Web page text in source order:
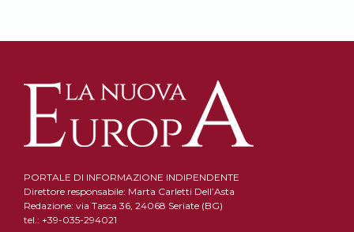
PORTALE DI INFORMAZIONE INDIPENDENTE
Direttore responsabile: Marta Carletti Dell’Asta
Redazione: via Tasca 36, 24068 Seriate (BG)
tel.: +39-035-294021